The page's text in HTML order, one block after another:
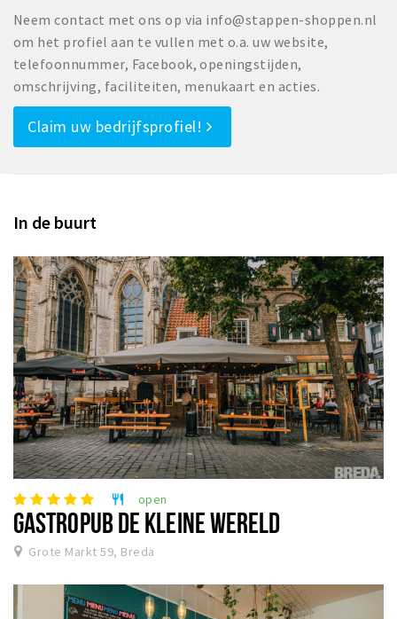
Neem contact met ons op via info@stappen-shoppen.nl
om het profiel aan te vullen met o.a. uw website,
telefoonnummer, Facebook, openingstijden,
omschrijving, faciliteiten, menukaart en acties.
Claim uw bedrijfsprofiel!
In de buurt
restaurant open
GASTROPUB DE KLEINE WERELD
Grote Markt 59, Breda